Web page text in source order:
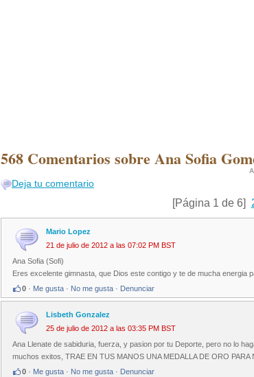
568 Comentarios sobre Ana Sofia
Deja tu comentario
[Página 1 de 6]
Mario Lopez
21 de julio de 2012 a las 07:02 PM BST
Ana Sofia (Sofi)
Eres excelente gimnasta, que Dios este contigo y te de mucha energia
0 · Me gusta · No me gusta · Denunciar
Lisbeth Gonzalez
25 de julio de 2012 a las 03:35 PM BST
Ana Llenate de sabiduria, fuerza, y pasion por tu Deporte, pero no lo
muchos exitos, TRAE EN TUS MANOS UNA MEDALLA DE ORO PARA
0 · Me gusta · No me gusta · Denunciar